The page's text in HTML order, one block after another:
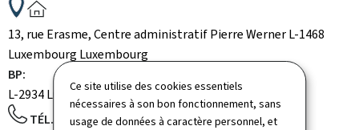
Ce site utilise des cookies essentiels
nécessaires à son bon fonctionnement, sans
usage de données à caractère personnel, et
13, rue Erasme, Centre administratif Pierre WernerL-1468
Luxembourg Luxembourg
BP:
L-2934LuxembourgLuxembourg
TÉL.: